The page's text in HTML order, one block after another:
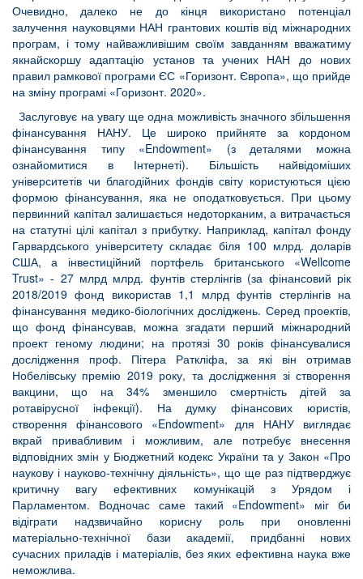
Очевидно, далеко не до кінця використано потенціал
залучення науковцями НАН грантових коштів від міжнародних
програм, і тому найважливішим своїм завданням вважатиму
якнайскоршу адаптацію установ та учених НАН до нових
правил рамкової програми ЄС «Горизонт. Європа», що прийде
на зміну програмі «Горизонт. 2020».
Заслуговує на увагу ще одна можливість значного збільшення
фінансування НАНУ. Це широко прийняте за кордоном
фінансування типу «Endowment» (з деталями можна
ознайомитися в Інтернеті). Більшість найвідоміших
університетів чи благодійних фондів світу користуються цією
формою фінансування, яка не оподатковується. При цьому
первинний капітал залишається недоторканим, а витрачається
на статутні цілі капітал з прибутку. Наприклад, капітал фонду
Гарвардського університету складає біля 100 млрд. доларів
США, а інвестиційний портфель британського «Wellcome
Trust» - 27 млрд млрд. фунтів стерлінгів (за фінансовий рік
2018/2019 фонд використав 1,1 млрд фунтів стерлінгів на
фінансування медико-біологічних досліджень. Серед проектів,
що фонд фінансував, можна згадати перший міжнародний
проект геному людини; на протязі 30 років фінансувалися
дослідження проф. Пітера Раткліфа, за які він отримав
Нобелівську премію 2019 року, та дослідження зі створення
вакцини, що на 34% зменшило смертність дітей за
ротавірусної інфекції). На думку фінансових юристів,
створення фінансового «Endowment» для НАНУ виглядає
вкрай привабливим і можливим, але потребує внесення
відповідних змін у Бюджетний кодекс України та у Закон «Про
наукову і науково-технічну діяльність», що ще раз підтверджує
критичну вагу ефективних комунікацій з Урядом і
Парламентом. Водночас саме такий «Endowment» міг би
відіграти надзвичайно корисну роль при оновленні
матеріально-технічної бази академії, придбанні нових
сучасних приладів і матеріалів, без яких ефективна наука вже
неможлива.